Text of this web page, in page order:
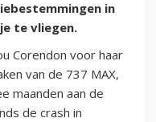
in
te vliegen.
Corendon voor haar
van de 737 MAX,
maanden aan de
de crash in